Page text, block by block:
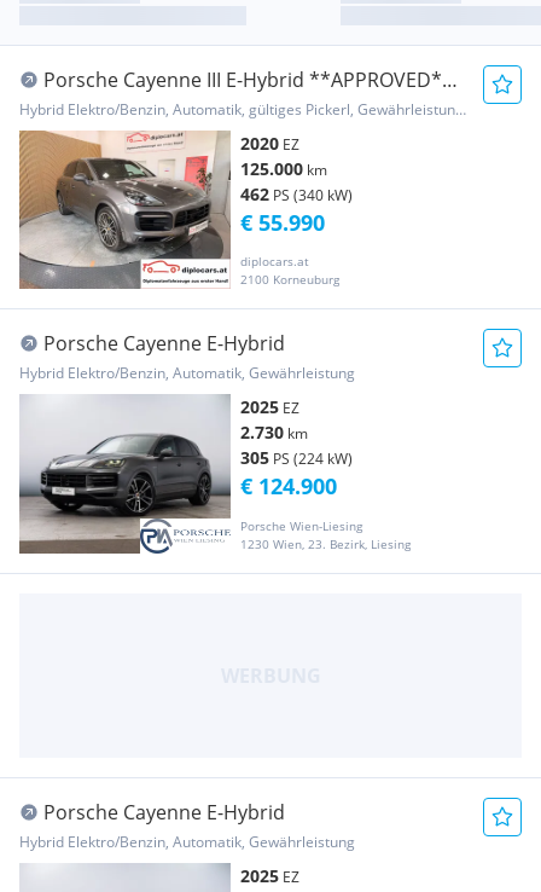
Porsche Cayenne III E-Hybrid **APPROVED**
/// VOLL
Hybrid Elektro/Benzin, Automatik, gültiges Pickerl, Gewährleistung, Garantie
2020 EZ
125.000 km
462 PS (340 kW)
diplocars.at
2100 Korneuburg
€ 55.990
Porsche Cayenne E-Hybrid
Hybrid Elektro/Benzin, Automatik, Gewährleistung
2025 EZ
2.730 km
305 PS (224 kW)
Porsche Wien-Liesing
1230 Wien, 23. Bezirk, Liesing
€ 124.900
Porsche Cayenne E-Hybrid
Hybrid Elektro/Benzin, Automatik, Gewährleistung
2025 EZ